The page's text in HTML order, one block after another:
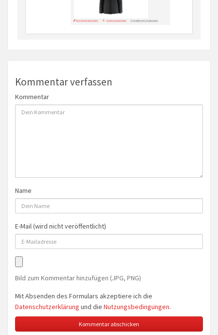
Kommentar verfassen
Kommentar
Name
E-Mail (wird nicht veröffentlicht)
Bild zum Kommentar hinzufügen (JPG, PNG)
Mit Absenden des Formulars akzeptiere ich die
Datenschutzerklärung und die Nutzungsbedingungen.